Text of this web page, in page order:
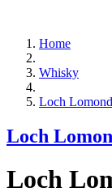
Home
Whisky
Loch
Loch
Loch